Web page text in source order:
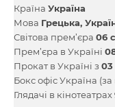
Країна Україна
Мова Грецька
Світова прем’єра 06
Прем’єра в Україні
Прокат в Україні з 03
Бокс офіс Україна (за
Глядачі в кінотеатрах